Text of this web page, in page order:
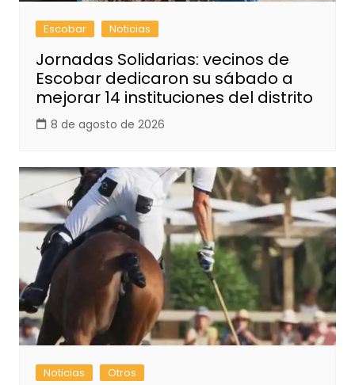
Escobar Noticias
Jornadas Solidarias: vecinos de
Escobar dedicaron su sábado a
mejorar 14 instituciones del distrito
8 de agosto de 2026
Noticias Otros